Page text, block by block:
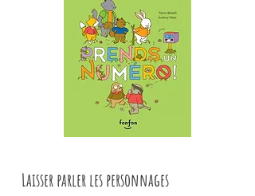
Laisser parler les personnages